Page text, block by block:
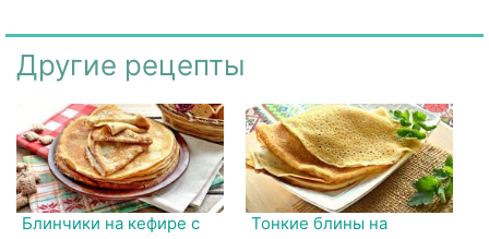
Другие рецепты
Блинчики на кефире с
Тонкие блины на